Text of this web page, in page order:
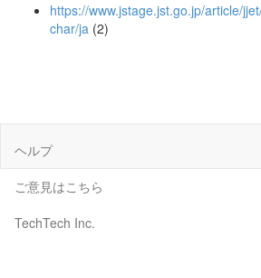
https://www.jstage.jst.go.jp/article/
char/ja (2)
ヘルプ
ご意見はこちら
TechTech Inc.